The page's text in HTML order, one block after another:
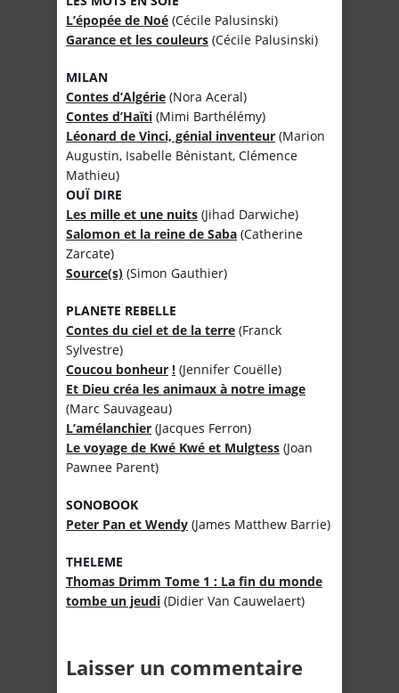
L’épopée de Noé (Cécile Palusinski)
Garance et les couleurs (Cécile Palusinski)
MILAN
Contes d’Algérie (Nora Aceral)
Contes d’Haïti (Mimi Barthélémy)
Léonard de Vinci, génial inventeur (Marion
Augustin, Isabelle Bénistant, Clémence
Mathieu)
OUÏ DIRE
Les mille et une nuits (Jihad Darwiche)
Salomon et la reine de Saba (Catherine
Zarcate)
Source(s) (Simon Gauthier)
PLANETE REBELLE
Contes du ciel et de la terre (Franck
Sylvestre)
Coucou bonheur ! (Jennifer Couëlle)
Et Dieu créa les animaux à notre image
(Marc Sauvageau)
L’amélanchier (Jacques Ferron)
Le voyage de Kwé Kwé et Mulgtess (Joan
Pawnee Parent)
SONOBOOK
Peter Pan et Wendy (James Matthew Barrie)
THELEME
Thomas Drimm Tome 1 : La fin du monde
tombe un jeudi (Didier Van Cauwelaert)
Laisser un commentaire